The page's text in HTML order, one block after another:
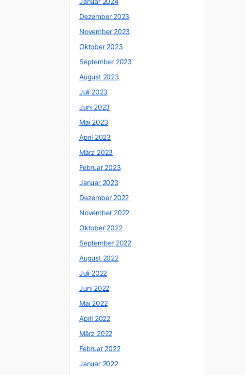
Dezember 2023
November 2023
Oktober 2023
September 2023
August 2023
Juli 2023
Juni 2023
Mai 2023
April 2023
März 2023
Februar 2023
Januar 2023
Dezember 2022
November 2022
Oktober 2022
September 2022
August 2022
Juli 2022
Juni 2022
Mai 2022
April 2022
März 2022
Februar 2022
Januar 2022